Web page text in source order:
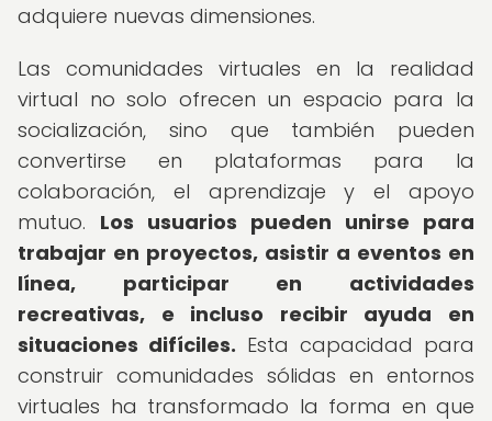
adquiere nuevas dimensiones.
Las comunidades virtuales en la realidad
virtual no solo ofrecen un espacio para la
socialización, sino que también pueden
convertirse en plataformas para la
colaboración, el aprendizaje y el apoyo
mutuo. Los usuarios pueden unirse para
trabajar en proyectos, asistir a eventos en
línea, participar en actividades
recreativas, e incluso recibir ayuda en
situaciones difíciles. Esta capacidad para
construir comunidades sólidas en entornos
virtuales ha transformado la forma en que